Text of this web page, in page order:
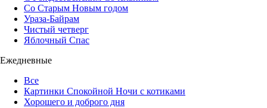
Со Старым Новым годом
Ураза-Байрам
Чистый четверг
Яблочный Спас
Ежедневные
Все
Картинки Спокойной Ночи с котиками
Хорошего и доброго дня